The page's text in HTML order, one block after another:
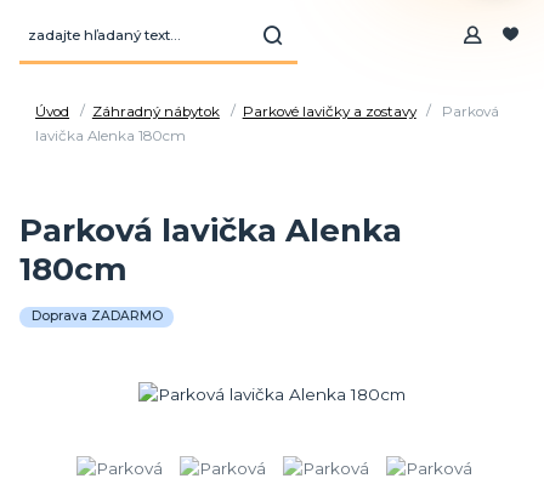
Úvod Záhradný nábytok Parkové lavičky a zostavy
Parková
lavička Alenka 180cm
Parková lavička Alenka
180cm
Doprava ZADARMO